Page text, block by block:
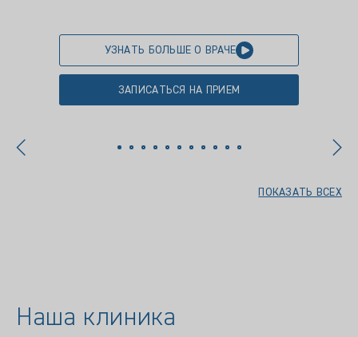
УЗНАТЬ БОЛЬШЕ О ВРАЧЕ
ЗАПИСАТЬСЯ НА ПРИЕМ
ПОКАЗАТЬ ВСЕХ
Наша клиника